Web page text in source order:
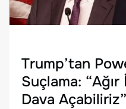
Trump’tan
Suçlama:
Dava Açabiliriz”